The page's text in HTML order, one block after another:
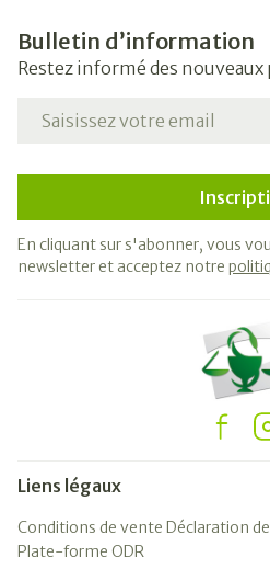
Bulletin d’information
Restez informé des
Adresse mail
En cliquant sur s'abonner, vous
newsletter et acceptez notre
Liens légaux
Conditions de vente Déclaration
Plate-forme ODR